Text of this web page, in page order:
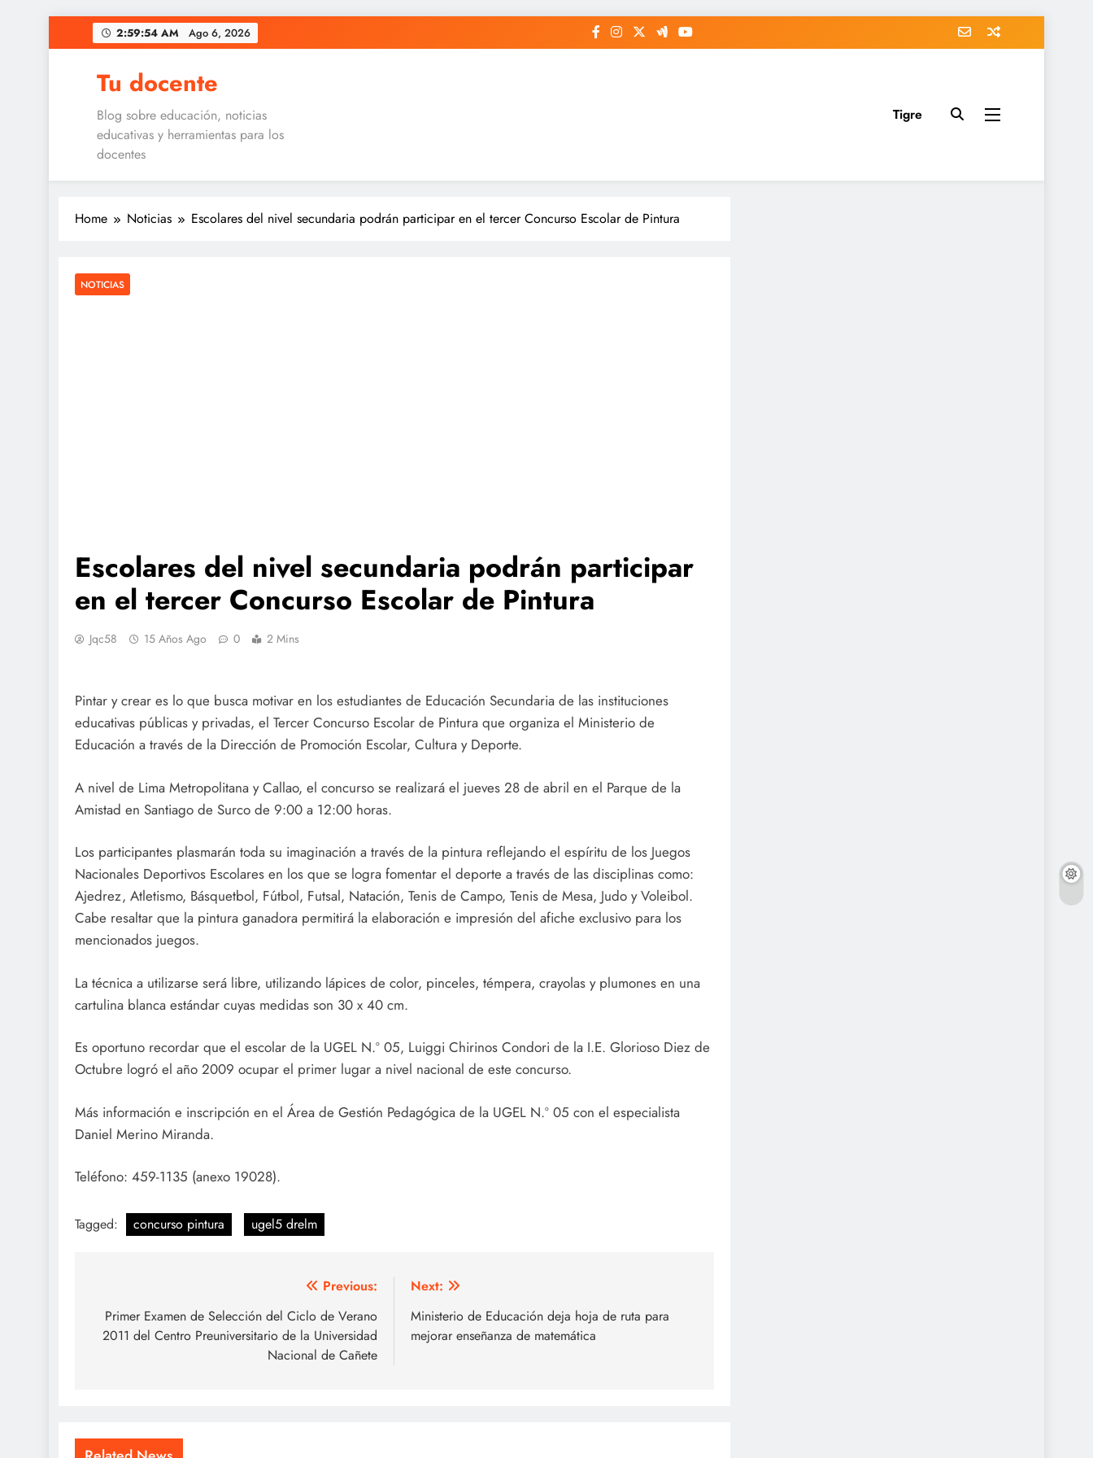
to
2:59:54 AM Ago 6, 2026
Tu docente
Blog sobre educación, noticias
educativas y herramientas para los
docentes
Tigre
Home Noticias Escolares del nivel secundaria podrán participar en el tercer Concurso Escolar de Pintura
NOTICIAS
Escolares del nivel secundaria podrán participar
en el tercer Concurso Escolar de Pintura
Jqc58 15 Años Ago 0 2 Mins
Pintar y crear es lo que busca motivar en los estudiantes de Educación Secundaria de las instituciones
educativas públicas y privadas, el Tercer Concurso Escolar de Pintura que organiza el Ministerio de
Educación a través de la Dirección de Promoción Escolar, Cultura y Deporte.
A nivel de Lima Metropolitana y Callao, el concurso se realizará el jueves 28 de abril en el Parque de la
Amistad en Santiago de Surco de 9:00 a 12:00 horas.
Los participantes plasmarán toda su imaginación a través de la pintura reflejando el espíritu de los Juegos
Nacionales Deportivos Escolares en los que se logra fomentar el deporte a través de las disciplinas como:
Ajedrez, Atletismo, Básquetbol, Fútbol, Futsal, Natación, Tenis de Campo, Tenis de Mesa, Judo y Voleibol.
Cabe resaltar que la pintura ganadora permitirá la elaboración e impresión del afiche exclusivo para los
mencionados juegos.
La técnica a utilizarse será libre, utilizando lápices de color, pinceles, témpera, crayolas y plumones en una
cartulina blanca estándar cuyas medidas son 30 x 40 cm.
Es oportuno recordar que el escolar de la UGEL N.º 05, Luiggi Chirinos Condori de la I.E. Glorioso Diez de
Octubre logró el año 2009 ocupar el primer lugar a nivel nacional de este concurso.
Más información e inscripción en el Área de Gestión Pedagógica de la UGEL N.º 05 con el especialista
Daniel Merino Miranda.
Teléfono: 459-1135 (anexo 19028).
Tagged: concurso pintura ugel5 drelm
de
entradas
Previous:
Primer Examen de Selección del Ciclo de Verano
2011 del Centro Preuniversitario de la Universidad
Nacional de Cañete
Next:
Ministerio de Educación deja hoja de ruta para
mejorar enseñanza de matemática